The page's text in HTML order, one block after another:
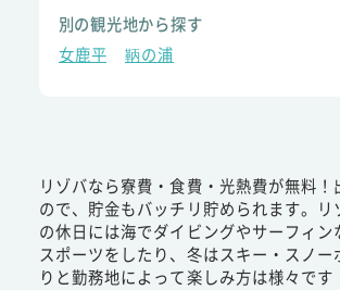
別の観光地から探す
女鹿平
鞆の浦
リゾバなら寮費・食費・光熱費が無料！
ので、貯金もバッチリ貯められます。リ
の休日には海でダイビングやサーフィン
スポーツをしたり、冬はスキー・スノー
りと勤務地によって楽しみ方は様々です